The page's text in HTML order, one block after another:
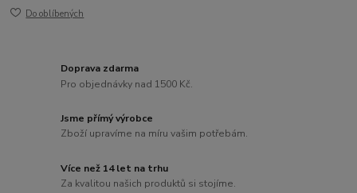
Do oblíbených
Doprava zdarma
Pro objednávky nad 1500 Kč.
Jsme přímý výrobce
Zboží upravíme na míru vašim potřebám.
Více než 14 let na trhu
Za kvalitou našich produktů si stojíme.